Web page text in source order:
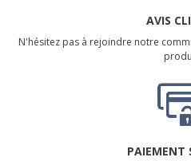
AVIS
N'hésitez pas à rejoindre notre
PAIEMENT